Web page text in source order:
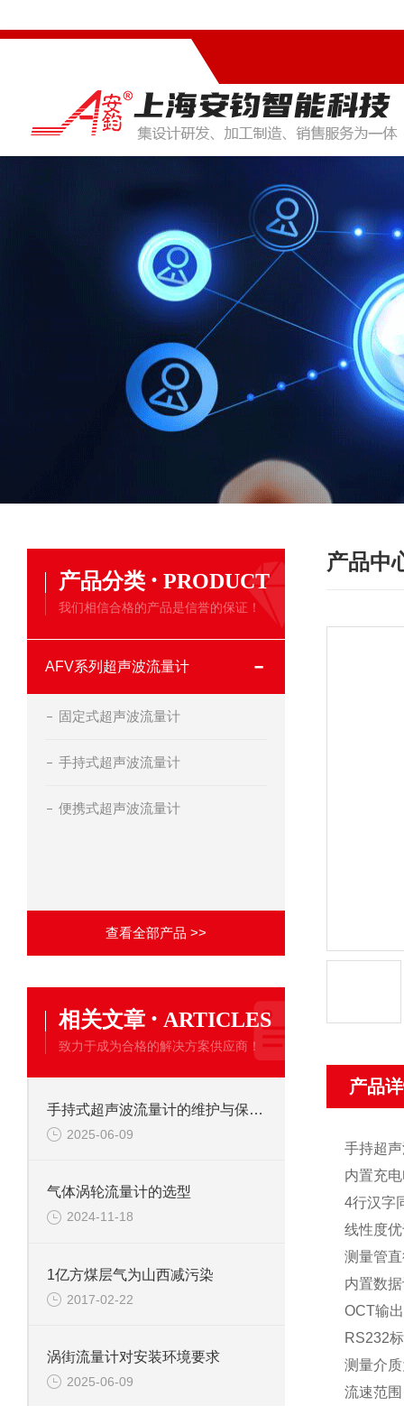
产品分类 · PRODUCT
我们相信合格的产品是信誉的保证！
AFV系列超声波流量计
固定式超声波流量计
手持式超声波流量计
便携式超声波流量计
查看全部产品 >>
相关文章 · ARTICLES
致力于成为合格的解决方案供应商！
手持式超声波流量计的维护与保养方法
2025-06-09
气体涡轮流量计的选型
2024-11-18
1亿方煤层气为山西减污染
2017-02-22
涡街流量计对安装环境要求
2025-06-09
产品中
产品
手持超
内置充
4行汉字
线性度
测量管
内置数
OCT输
RS232
测量介
流速范